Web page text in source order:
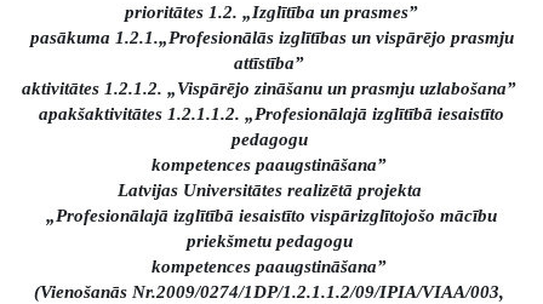
prioritātes 1.2. „Izglītība un prasmes”
pasākuma 1.2.1.„Profesionālās izglītības un vispārējo prasmju
attīstība”
aktivitātes 1.2.1.2. „Vispārējo zināšanu un prasmju uzlabošana”
apakšaktivitātes 1.2.1.1.2. „Profesionālajā izglītībā iesaistīto
pedagogu
kompetences paaugstināšana”
Latvijas Universitātes realizētā projekta
„Profesionālajā izglītībā iesaistīto vispārizglītojošo mācību
priekšmetu pedagogu
kompetences paaugstināšana”
(Vienošanās Nr.2009/0274/1DP/1.2.1.1.2/09/IPIA/VIAA/003,